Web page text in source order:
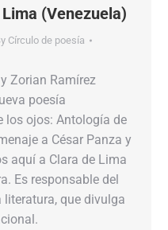
(Venezuela)
Círculo de poesía
Zorian Ramírez
poesía
los ojos: Antología de
a César Panza y
aquí a Clara de Lima
Es responsable del
que divulga